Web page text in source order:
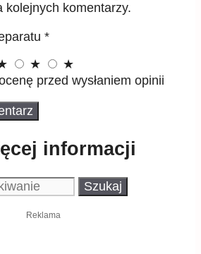
kolejnych komentarzy.
*
★
★
przed wysłaniem opinii
informacji
Reklama